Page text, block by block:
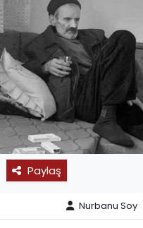
Paylaş
Nurbanu Soy
MAGAZİN
SAĞLIK
SPOR
11:11 MANŞET
Haber Arşivi